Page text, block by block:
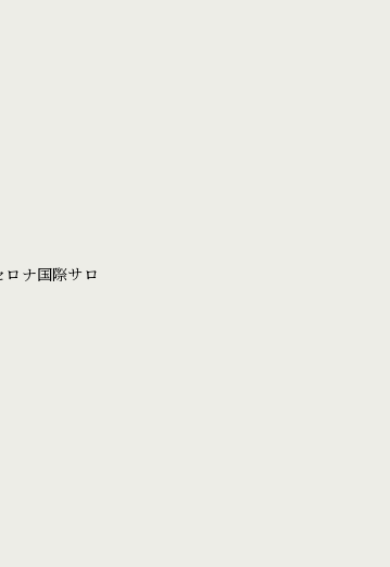
ナ国際サロ